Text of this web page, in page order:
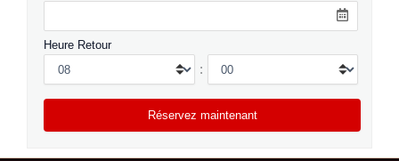
Heure Retour
: